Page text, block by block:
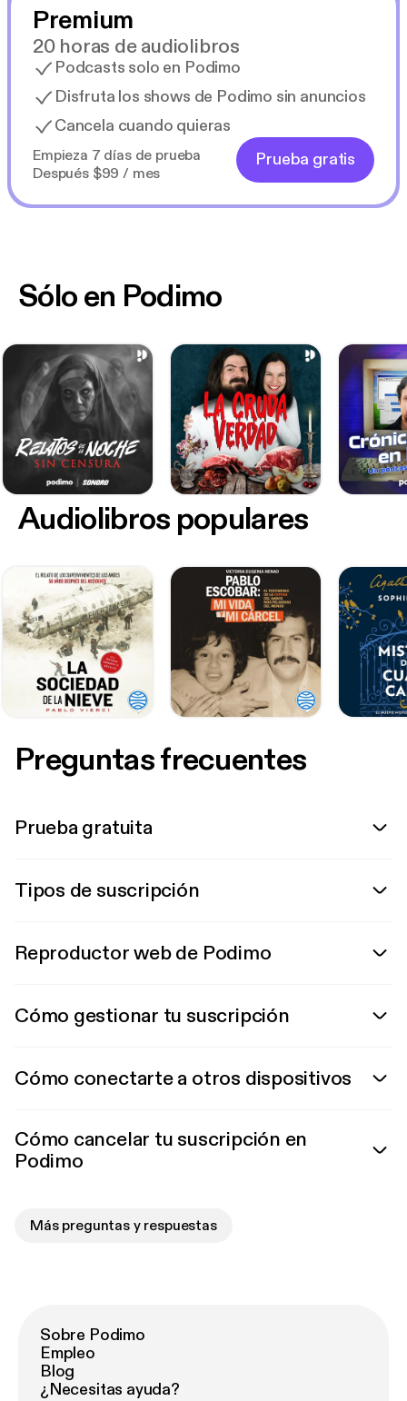
Premium
20 horas de audiolibros
Podcasts solo en Podimo
Disfruta los shows de Podimo sin anuncios
Cancela cuando quieras
Empieza 7 días de prueba
Después $99 / mes
Prueba gratis
Sólo en Podimo
Audiolibros populares
Preguntas frecuentes
Prueba gratuita
Tipos de suscripción
Reproductor web de Podimo
Cómo gestionar tu suscripción
Cómo conectarte a otros dispositivos
Cómo cancelar tu suscripción en
Podimo
Más preguntas y respuestas
Sobre Podimo
Empleo
Blog
¿Necesitas ayuda?